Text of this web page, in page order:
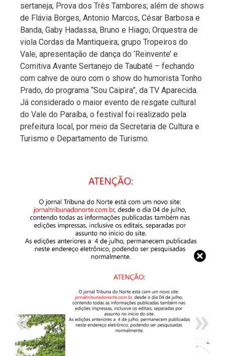
sertaneja; Prova dos Três Tambores; além de shows
de Flávia Borges, Antonio Marcos, César Barbosa e
Banda, Gaby Hadassa, Bruno e Hiago; Orquestra de
viola Cordas da Mantiqueira; grupo Tropeiros do
Vale, apresentação de dança do ‘Reinvente’ e
Comitiva Avante Sertanejo de Taubaté – fechando
com cahve de ouro com o show do humorista Tonho
Prado, do programa “Sou Caipira”, da TV Aparecida.
Já considerado o maior evento de resgate cultural
do Vale do Paraíba, o festival foi realizado pela
prefeitura local, por meio da Secretaria de Cultura e
Turismo e Departamento de Turismo.
« »